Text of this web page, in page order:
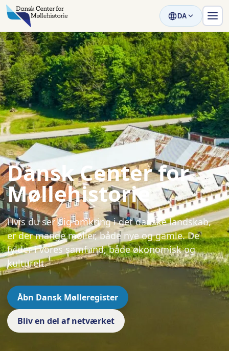
DA
Dansk Center for
Møllehistorie
Hvis du ser dig omkring i det danske landskab,
er der mange møller, både nye og gamle. De
fylder i vores samfund, både økonomisk og
kulturelt.
Åbn Dansk Mølleregister
Bliv en del af netværket